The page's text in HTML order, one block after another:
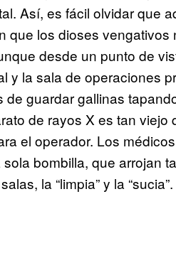
Así, es fácil olvidar que
que los dioses vengativos
desde un punto de
y la sala de operaciones
guardar gallinas
de rayos X es tan viejo
el operador. Los
bombilla, que arrojan
la “limpia” y la